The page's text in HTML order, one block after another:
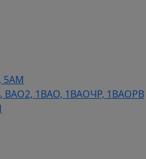
ВАO2, 1ВАО, 1ВАОЧР, 1ВАОРВ